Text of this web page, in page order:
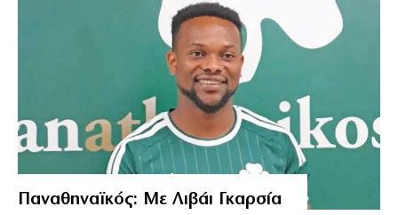
Παναθηναϊκός: Με Λιβάι Γκαρσία